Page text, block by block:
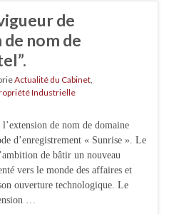
de
de nom de
Actualité du Cabinet
Industrielle
de nom de domaine
d’enregistrement « Sunrise ». Le
de bâtir un nouveau
vers le monde des affaires et
ouverture technologique. Le
…